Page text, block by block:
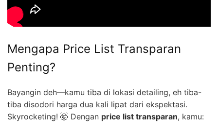
Mengapa Price List Transparan
Penting?
Bayangin deh—kamu tiba di lokasi detailing, eh tiba-
tiba disodori harga dua kali lipat dari ekspektasi.
Skyrocketing! 🤯 Dengan price list transparan, kamu: